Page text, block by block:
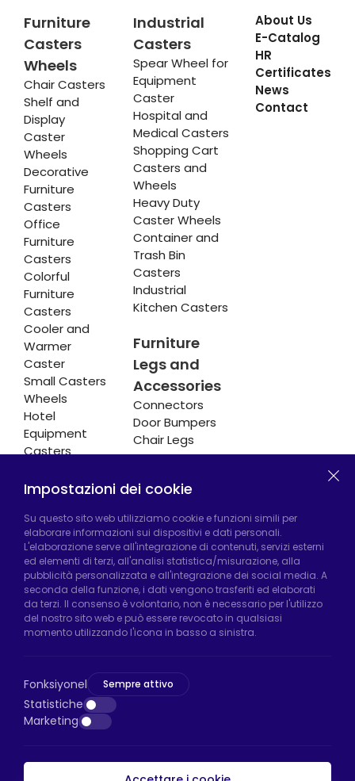
Furniture
Casters
Wheels
Chair Casters
Shelf and
Display
Caster
Wheels
Decorative
Furniture
Casters
Office
Furniture
Casters
Colorful
Furniture
Casters
Cooler and
Warmer
Caster
Small Casters
Wheels
Hotel
Equipment
Casters
Industrial
Casters
Spear Wheel for
Equipment
Caster
Hospital and
Medical Casters
Shopping Cart
Casters and
Wheels
Heavy Duty
Caster Wheels
Container and
Trash Bin
Casters
Industrial
Kitchen Casters
Furniture
Legs and
Accessories
Connectors
Door Bumpers
Chair Legs
About Us
E-Catalog
HR
Certificates
News
Contact
Fabbrica di Hadımköy:Atatürk Industrial Zone,
Uzunçayır Street, No:11 Hadımköy, 34555
Arnavutköy/Istanbul
Telefono:+90 212 640 66 46
Email:export@htsteker.com
Negozio Bayrampasa:Kocatepe
Bayrampaşa/Istanbul
Telefono:+90 530 044 64 87
Email:info@htsteker.com
Impostazioni dei cookie
Su questo sito web utilizziamo cookie e funzioni simili per
elaborare informazioni sui dispositivi e dati personali.
L'elaborazione serve all'integrazione di contenuti, servizi esterni
ed elementi di terzi, all'analisi statistica/misurazione, alla
pubblicità personalizzata e all'integrazione dei social media. A
seconda della funzione, i dati vengono trasferiti ed elaborati
da terzi. Il consenso è volontario, non è necessario per l'utilizzo
del nostro sito web e può essere revocato in qualsiasi
momento utilizzando l'icona in basso a sinistra.
Fonksiyonel Sempre attivo
Statistiche
Marketing